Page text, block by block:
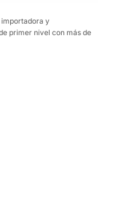
importadora y
primer nivel con más de